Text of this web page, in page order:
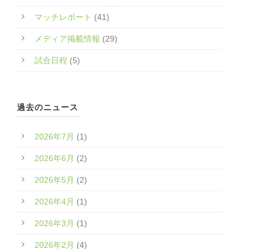
マッチレポート (41)
メディア掲載情報 (29)
試合日程 (5)
過去のニュース
2026年7月 (1)
2026年6月 (2)
2026年5月 (2)
2026年4月 (1)
2026年3月 (1)
2026年2月 (4)